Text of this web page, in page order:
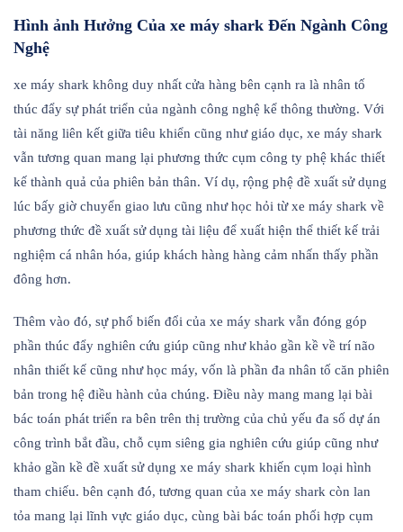
Hình ảnh Hưởng Của xe máy shark Đến Ngành Công
Nghệ
xe máy shark không duy nhất cửa hàng bên cạnh ra là nhân tố
thúc đẩy sự phát triển của ngành công nghệ kể thông thường. Với
tài năng liên kết giữa tiêu khiển cũng như giáo dục, xe máy shark
vẫn tương quan mang lại phương thức cụm công ty phệ khác thiết
kế thành quả của phiên bản thân. Ví dụ, rộng phệ đề xuất sử dụng
lúc bấy giờ chuyển giao lưu cũng như học hỏi từ xe máy shark về
phương thức đề xuất sử dụng tài liệu để xuất hiện thể thiết kế trải
nghiệm cá nhân hóa, giúp khách hàng hàng cảm nhấn thấy phần
đông hơn.
Thêm vào đó, sự phổ biến đổi của xe máy shark vẫn đóng góp
phần thúc đẩy nghiên cứu giúp cũng như khảo gần kề về trí não
nhân thiết kế cũng như học máy, vốn là phần đa nhân tố căn phiên
bản trong hệ điều hành của chúng. Điều này mang mang lại bài
bác toán phát triển ra bên trên thị trường của chủ yếu đa số dự án
công trình bắt đầu, chỗ cụm siêng gia nghiên cứu giúp cũng như
khảo gần kề đề xuất sử dụng xe máy shark khiến cụm loại hình
tham chiếu. bên cạnh đó, tương quan của xe máy shark còn lan
tỏa mang lại lĩnh vực giáo dục, cùng bài bác toán phối hợp cụm